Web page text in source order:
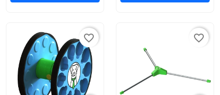
favorite_border favorite_border